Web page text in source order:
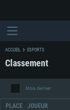
ACCUEIL ESPORTS
Classement
Mois dernier
PLACE JOUEUR